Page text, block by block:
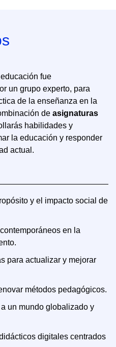
fue
un grupo experto, para
de la enseñanza en la
de asignaturas
habilidades y
la educación y responder
actual.
y el impacto social de
en la
para actualizar y mejorar
métodos pedagógicos.
un mundo globalizado y
digitales centrados